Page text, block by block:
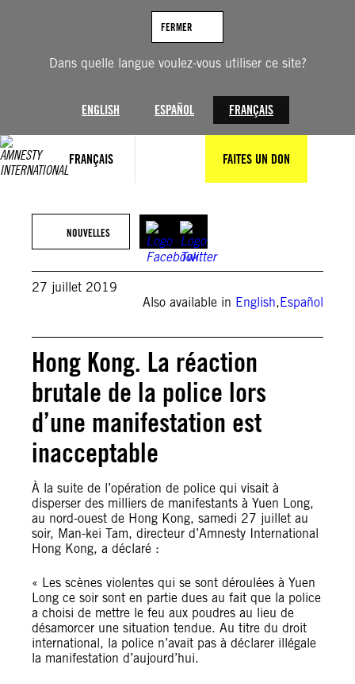
Dans quelle langue voulez-vous utiliser ce site?
ENGLISH ESPAÑOL FRANÇAIS
FERMER
FRANÇAIS FAITES UN DON
NOUVELLES
27 juillet 2019
Also available in English,Español
Hong Kong. La réaction
brutale de la police lors
d’une manifestation est
inacceptable
À la suite de l’opération de police qui visait à
disperser des milliers de manifestants à Yuen Long,
au nord-ouest de Hong Kong, samedi 27 juillet au
soir, Man-kei Tam, directeur d’Amnesty International
Hong Kong, a déclaré :
« Les scènes violentes qui se sont déroulées à Yuen
Long ce soir sont en partie dues au fait que la police
a choisi de mettre le feu aux poudres au lieu de
désamorcer une situation tendue. Au titre du droit
international, la police n’avait pas à déclarer illégale
la manifestation d’aujourd’hui.